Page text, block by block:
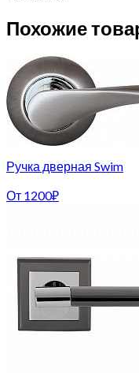
Похожие
Ручка дверная Swim
От 1200₽